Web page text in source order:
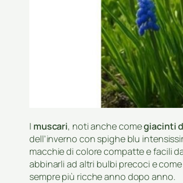
I muscari, noti anche comegiacinti
dell’inverno con spighe blu
macchie di colore compatte e facili
abbinarli ad altri bulbi precoci e come
sempre più ricche anno dopo anno.